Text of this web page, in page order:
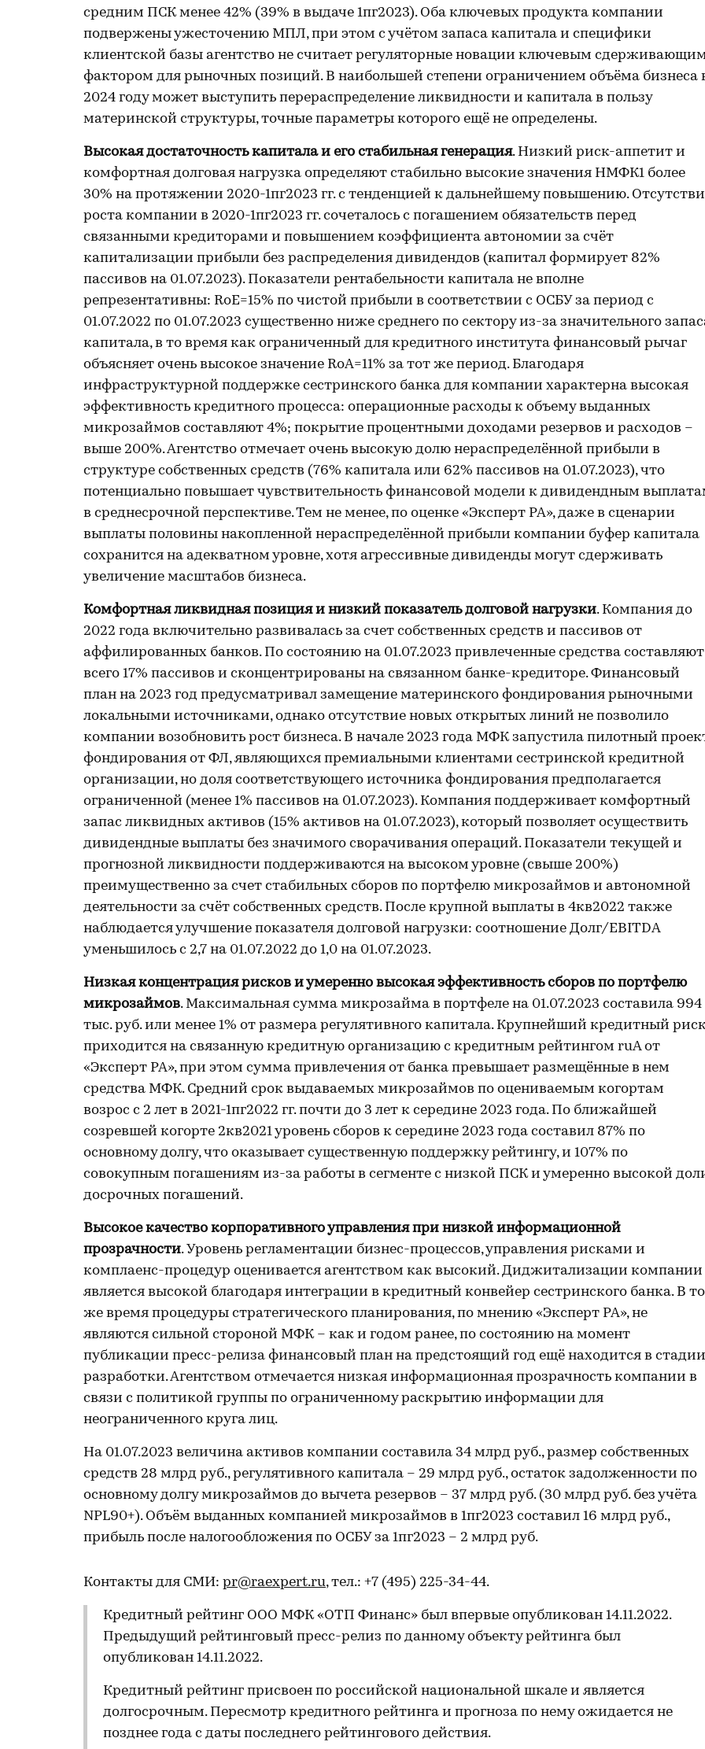
средним ПСК менее 42% (39% в выдаче 1пг2023). Оба ключевых продукта компании
подвержены ужесточению МПЛ, при этом с учётом запаса капитала и специфики
клиентской базы агентство не считает регуляторные новации ключевым
фактором для рыночных позиций. В наибольшей степени ограничением объёма бизнеса
2024 году может выступить перераспределение ликвидности и капитала в пользу
материнской структуры, точные параметры которого ещё не определены.
Высокая достаточность капитала и его стабильная генерация. Низкий риск-аппетит и
комфортная долговая нагрузка определяют стабильно высокие значения НМФК1 более
30% на протяжении 2020-1пг2023 гг. с тенденцией к дальнейшему повышению.
роста компании в 2020-1пг2023 гг. сочеталось с погашением обязательств перед
связанными кредиторами и повышением коэффициента автономии за счёт
капитализации прибыли без распределения дивидендов (капитал формирует 82%
пассивов на 01.07.2023). Показатели рентабельности капитала не вполне
репрезентативны: RoE=15% по чистой прибыли в соответствии с ОСБУ за период с
01.07.2022 по 01.07.2023 существенно ниже среднего по сектору из-за значительного
капитала, в то время как ограниченный для кредитного института финансовый рычаг
объясняет очень высокое значение RoA=11% за тот же период. Благодаря
инфраструктурной поддержке сестринского банка для компании характерна высокая
эффективность кредитного процесса: операционные расходы к объему выданных
микрозаймов составляют 4%; покрытие процентными доходами резервов и расходов –
выше 200%. Агентство отмечает очень высокую долю нераспределённой прибыли в
структуре собственных средств (76% капитала или 62% пассивов на 01.07.2023), что
потенциально повышает чувствительность финансовой модели к дивидендным
в среднесрочной перспективе. Тем не менее, по оценке «Эксперт РА», даже в сценарии
выплаты половины накопленной нераспределённой прибыли компании буфер капитала
сохранится на адекватном уровне, хотя агрессивные дивиденды могут сдерживать
увеличение масштабов бизнеса.
Комфортная ликвидная позиция и низкий показатель долговой нагрузки. Компания до
2022 года включительно развивалась за счет собственных средств и пассивов от
аффилированных банков. По состоянию на 01.07.2023 привлеченные средства составляют
всего 17% пассивов и сконцентрированы на связанном банке-кредиторе. Финансовый
план на 2023 год предусматривал замещение материнского фондирования рыночными
локальными источниками, однако отсутствие новых открытых линий не позволило
компании возобновить рост бизнеса. В начале 2023 года МФК запустила пилотный
фондирования от ФЛ, являющихся премиальными клиентами сестринской кредитной
организации, но доля соответствующего источника фондирования предполагается
ограниченной (менее 1% пассивов на 01.07.2023). Компания поддерживает комфортный
запас ликвидных активов (15% активов на 01.07.2023), который позволяет осуществить
дивидендные выплаты без значимого сворачивания операций. Показатели текущей и
прогнозной ликвидности поддерживаются на высоком уровне (свыше 200%)
преимущественно за счет стабильных сборов по портфелю микрозаймов и автономной
деятельности за счёт собственных средств. После крупной выплаты в 4кв2022 также
наблюдается улучшение показателя долговой нагрузки: соотношение Долг/EBITDA
уменьшилось с 2,7 на 01.07.2022 до 1,0 на 01.07.2023.
Низкая концентрация рисков и умеренно высокая эффективность сборов по портфелю
микрозаймов. Максимальная сумма микрозайма в портфеле на 01.07.2023 составила 994
тыс. руб. или менее 1% от размера регулятивного капитала. Крупнейший кредитный
приходится на связанную кредитную организацию с кредитным рейтингом ruA от
«Эксперт РА», при этом сумма привлечения от банка превышает размещённые в нем
средства МФК. Средний срок выдаваемых микрозаймов по оцениваемым когортам
возрос с 2 лет в 2021-1пг2022 гг. почти до 3 лет к середине 2023 года. По ближайшей
созревшей когорте 2кв2021 уровень сборов к середине 2023 года составил 87% по
основному долгу, что оказывает существенную поддержку рейтингу, и 107% по
совокупным погашениям из-за работы в сегменте с низкой ПСК и умеренно высокой
досрочных погашений.
Высокое качество корпоративного управления при низкой информационной
прозрачности. Уровень регламентации бизнес-процессов, управления рисками и
комплаенс-процедур оценивается агентством как высокий. Диджитализации компании
является высокой благодаря интеграции в кредитный конвейер сестринского банка. В то
же время процедуры стратегического планирования, по мнению «Эксперт РА», не
являются сильной стороной МФК – как и годом ранее, по состоянию на момент
публикации пресс-релиза финансовый план на предстоящий год ещё находится в стадии
разработки. Агентством отмечается низкая информационная прозрачность компании в
связи с политикой группы по ограниченному раскрытию информации для
неограниченного круга лиц.
На 01.07.2023 величина активов компании составила 34 млрд руб., размер собственных
средств 28 млрд руб., регулятивного капитала – 29 млрд руб., остаток задолженности по
основному долгу микрозаймов до вычета резервов – 37 млрд руб. (30 млрд руб. без учёта
NPL90+). Объём выданных компанией микрозаймов в 1пг2023 составил 16 млрд руб.,
прибыль после налогообложения по ОСБУ за 1пг2023 – 2 млрд руб.
Контакты для СМИ: pr@raexpert.ru, тел.: +7 (495) 225-34-44.
Кредитный рейтинг ООО МФК «ОТП Финанс» был впервые опубликован 14.11.2022.
Предыдущий рейтинговый пресс-релиз по данному объекту рейтинга был
опубликован 14.11.2022.
Кредитный рейтинг присвоен по российской национальной шкале и является
долгосрочным. Пересмотр кредитного рейтинга и прогноза по нему ожидается не
позднее года с даты последнего рейтингового действия.